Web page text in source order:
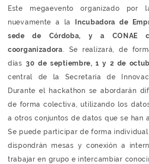
Este megaevento organizado por
nuevamente a la
Incubadora de
sede de Córdoba, y a CONAE
coorganizadora. Se realizará, de
días30 de septiembre, 1 y 2 de
central de la Secretaría de
Durante el hackathon se abordarán
de forma colectiva, utilizando los
a otros conjuntos de datos que se han
Se puede participar de forma
dispondrán mesas y conexión a
trabajar en grupo e intercambiar